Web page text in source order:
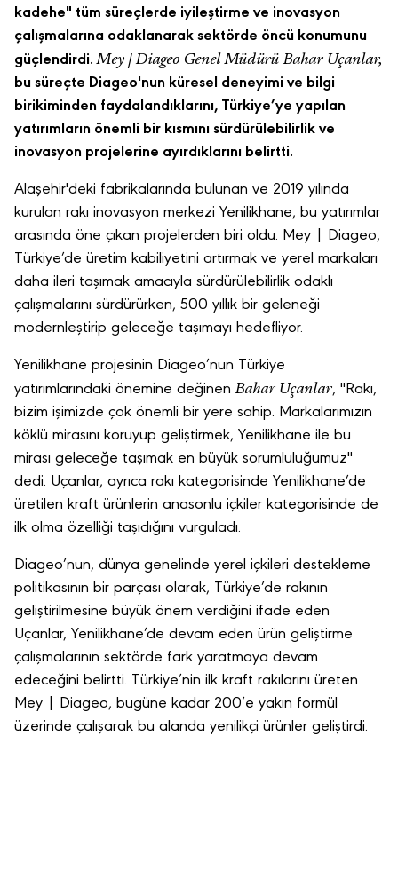
kadehe" tüm süreçlerde iyileştirme ve inovasyon
çalışmalarına odaklanarak sektörde öncü konumunu
güçlendirdi. Mey | Diageo Genel Müdürü Bahar Uçanlar,
bu süreçte Diageo'nun küresel deneyimi ve bilgi
birikiminden faydalandıklarını, Türkiye’ye yapılan
yatırımların önemli bir kısmını sürdürülebilirlik ve
inovasyon projelerine ayırdıklarını belirtti.
Alaşehir'deki fabrikalarında bulunan ve 2019 yılında
kurulan rakı inovasyon merkezi Yenilikhane, bu yatırımlar
arasında öne çıkan projelerden biri oldu. Mey | Diageo,
Türkiye’de üretim kabiliyetini artırmak ve yerel markaları
daha ileri taşımak amacıyla sürdürülebilirlik odaklı
çalışmalarını sürdürürken, 500 yıllık bir geleneği
modernleştirip geleceğe taşımayı hedefliyor.
Yenilikhane projesinin Diageo’nun Türkiye
yatırımlarındaki önemine değinenBahar Uçanlar, "Rakı,
bizim işimizde çok önemli bir yere sahip. Markalarımızın
köklü mirasını koruyup geliştirmek, Yenilikhane ile bu
mirası geleceğe taşımak en büyük sorumluluğumuz"
dedi. Uçanlar, ayrıca rakı kategorisinde Yenilikhane’de
üretilen kraft ürünlerin anasonlu içkiler kategorisinde de
ilk olma özelliği taşıdığını vurguladı.
Diageo’nun, dünya genelinde yerel içkileri destekleme
politikasının bir parçası olarak, Türkiye’de rakının
geliştirilmesine büyük önem verdiğini ifade eden
Uçanlar, Yenilikhane’de devam eden ürün geliştirme
çalışmalarının sektörde fark yaratmaya devam
edeceğini belirtti. Türkiye’nin ilk kraft rakılarını üreten
Mey | Diageo, bugüne kadar 200’e yakın formül
üzerinde çalışarak bu alanda yenilikçi ürünler geliştirdi.